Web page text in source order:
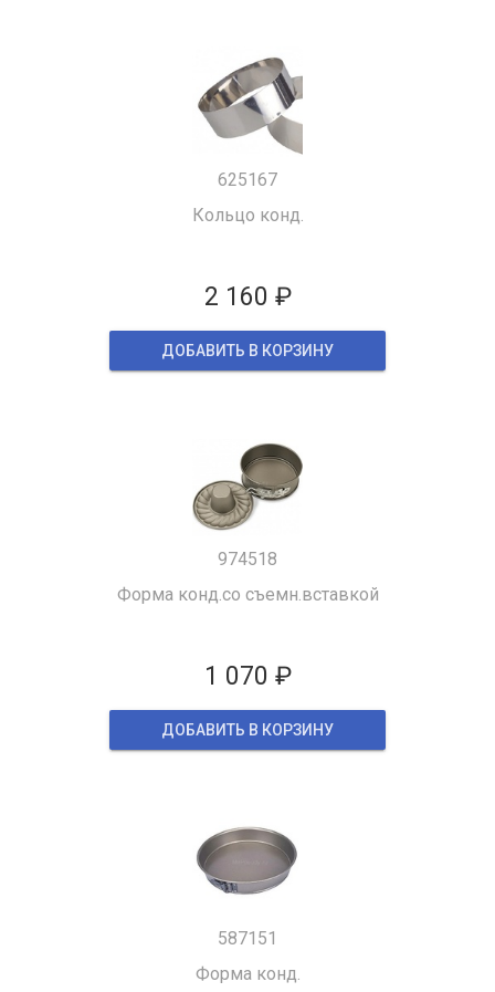
625167
Кольцо конд.
2 160 ₽
ДОБАВИТЬ В КОРЗИНУ
974518
Форма конд.со съемн.вставкой
1 070 ₽
ДОБАВИТЬ В КОРЗИНУ
587151
Форма конд.